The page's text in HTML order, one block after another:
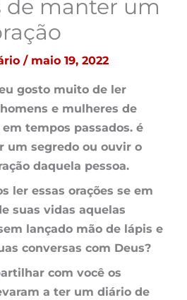
de manter um
/ maio 19, 2022
gosto muito de ler
e mulheres de
tempos passados. é
um segredo ou ouvir o
daquela pessoa.
ler essas orações se em
suas vidas aquelas
lançado mão de lápis e
conversas com Deus?
com você os
a ter um diário de